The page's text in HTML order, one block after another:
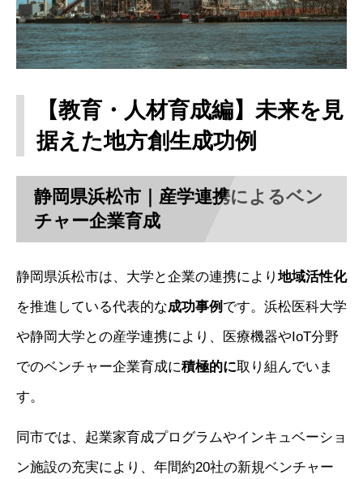
【教育・人材育成編】未来を見
据えた地方創生成功例
静岡県浜松市｜産学連携によるベン
チャー企業育成
静岡県浜松市は、大学と企業の連携により 地域活性化
を推進している代表的な成功事例 です。浜松医科大学
や静岡大学との産学連携により、医療機器やIoT分野
でのベンチャー企業育成に積極的に取り組んでいま
す。
同市では、起業家育成プログラムやインキュベーショ
ン施設の充実により、年間約20社の新規ベンチャー